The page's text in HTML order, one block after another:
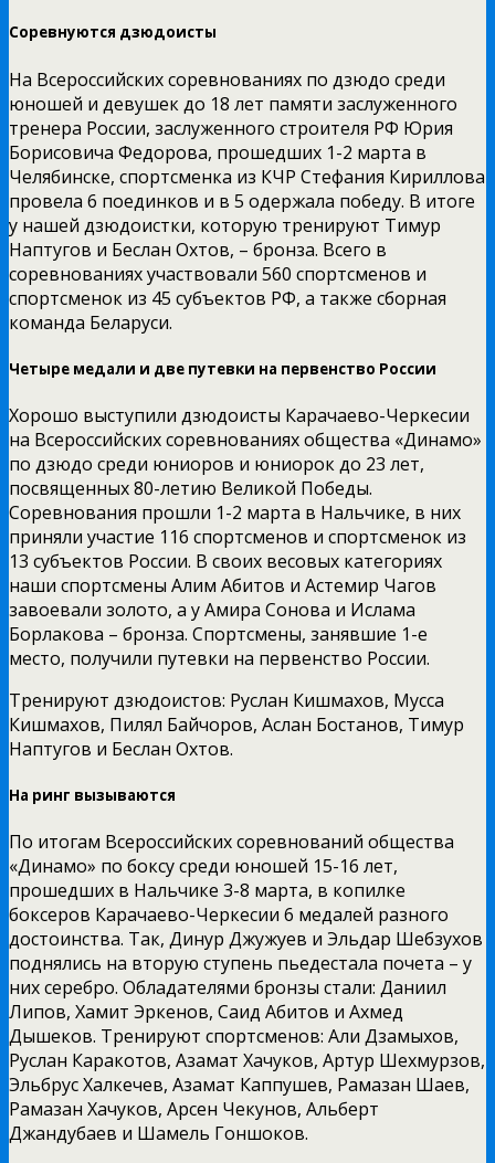
Соревнуются дзюдоисты
На Всероссийских соревнованиях по дзюдо среди
юношей и девушек до 18 лет памяти заслуженного
тренера России, заслуженного строителя РФ Юрия
Борисовича Федорова, прошедших 1-2 марта в
Челябинске, спортсменка из КЧР Стефания Кириллова
провела 6 поединков и в 5 одержала победу. В итоге
у нашей дзюдоистки, которую тренируют Тимур
Наптугов и Беслан Охтов, – бронза. Всего в
соревнованиях участвовали 560 спортсменов и
спортсменок из 45 субъектов РФ, а также сборная
команда Беларуси.
Четыре медали и две путевки на первенство России
Хорошо выступили дзюдоисты Карачаево-Черкесии
на Всероссийских соревнованиях общества «Динамо»
по дзюдо среди юниоров и юниорок до 23 лет,
посвященных 80-летию Великой Победы.
Соревнования прошли 1-2 марта в Нальчике, в них
приняли участие 116 спортсменов и спортсменок из
13 субъектов России. В своих весовых категориях
наши спортсмены Алим Абитов и Астемир Чагов
завоевали золото, а у Амира Сонова и Ислама
Борлакова – бронза. Спортсмены, занявшие 1-е
место, получили путевки на первенство России.
Тренируют дзюдоистов: Руслан Кишмахов, Мусса
Кишмахов, Пилял Байчоров, Аслан Бостанов, Тимур
Наптугов и Беслан Охтов.
На ринг вызываются
По итогам Всероссийских соревнований общества
«Динамо» по боксу среди юношей 15-16 лет,
прошедших в Нальчике 3-8 марта, в копилке
боксеров Карачаево-Черкесии 6 медалей разного
достоинства. Так, Динур Джужуев и Эльдар Шебзухов
поднялись на вторую ступень пьедестала почета – у
них серебро. Обладателями бронзы стали: Даниил
Липов, Хамит Эркенов, Саид Абитов и Ахмед
Дышеков. Тренируют спортсменов: Али Дзамыхов,
Руслан Каракотов, Азамат Хачуков, Артур Шехмурзов,
Эльбрус Халкечев, Азамат Каппушев, Рамазан Шаев,
Рамазан Хачуков, Арсен Чекунов, Альберт
Джандубаев и Шамель Гоншоков.